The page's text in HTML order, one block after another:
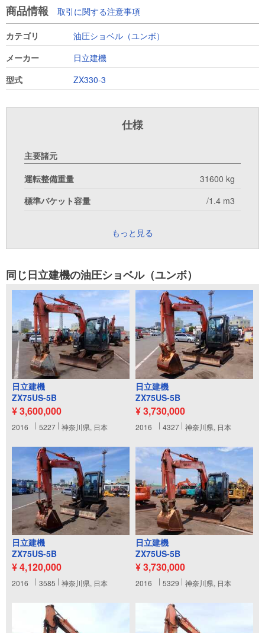
商品情報 取引に関する注意事項
カテゴリ
油圧ショベル（ユンボ）
メーカー
日立建機
型式
ZX330-3
仕様
主要諸元
運転整備重量
31600 kg
標準バケット容量
/1.4 m3
もっと見る
同じ日立建機の油圧ショベル（ユンボ）
日立建機
ZX75US-5B
¥ 3,600,000
2016 5227 神奈川県, 日本
日立建機
ZX75US-5B
¥ 3,730,000
2016 4327 神奈川県, 日本
日立建機
ZX75US-5B
¥ 4,120,000
2016 3585 神奈川県, 日本
日立建機
ZX75US-5B
¥ 3,730,000
2016 5329 神奈川県, 日本